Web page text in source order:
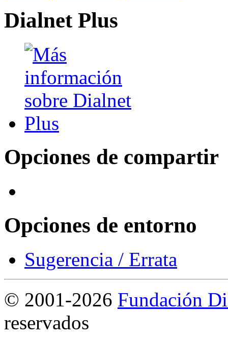
Dialnet Plus
Opciones de compartir
Opciones de entorno
Sugerencia / Errata
© 2001-2026 Fundación
reservados